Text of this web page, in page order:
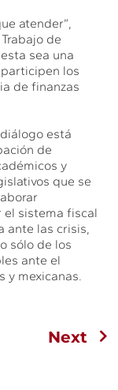
atender”,
de
sea una
los
de finanzas
está
de
y
que se
sistema fiscal
ante las crisis,
sólo de los
ante el
y mexicanas.
Next